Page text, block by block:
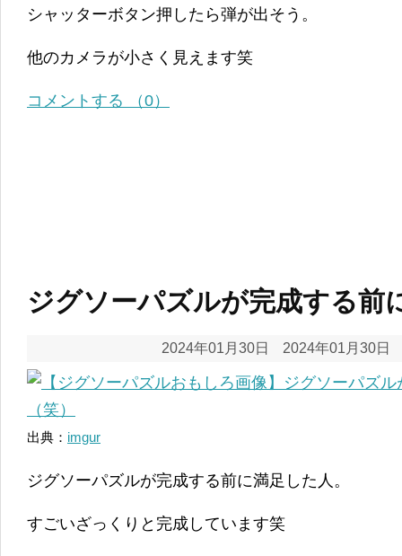
シャッターボタン押したら弾が出そう。
他のカメラが小さく見えます笑
コメントする （0）
ジグソーパズルが完成する前
2024年01月30日 2024年01月30日
出典： imgur
ジグソーパズルが完成する前に満足した人。
すごいざっくりと完成しています笑